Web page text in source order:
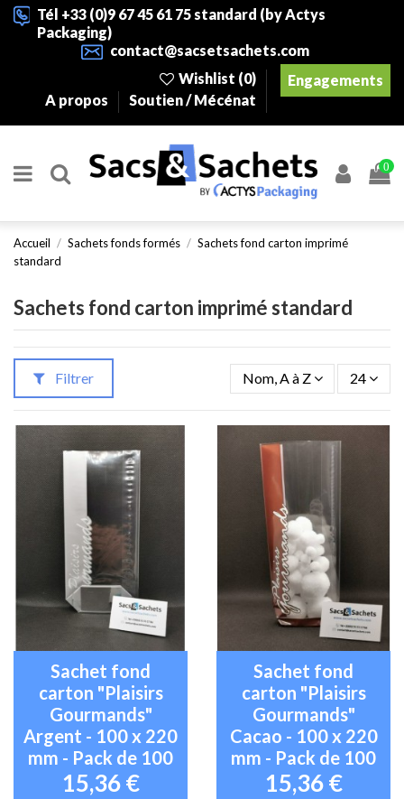
Tél +33 (0)9 67 45 61 75 standard (by Actys
Packaging)
contact@sacsetsachets.com
Wishlist (0)
A propos
Soutien / Mécénat
Engagements
0
Accueil Sachets fonds formés
Sachets fond carton imprimé
standard
Sachets fond carton imprimé standard
Filtrer Nom, A à Z 24
Sachet fond
carton "Plaisirs
Gourmands"
Argent - 100 x 220
mm - Pack de 100
15,36 €
Sachet fond
carton "Plaisirs
Gourmands"
Cacao - 100 x 220
mm - Pack de 100
15,36 €